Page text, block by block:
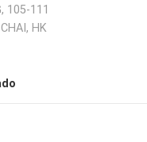
105-111
HK